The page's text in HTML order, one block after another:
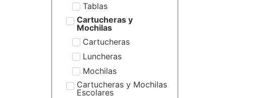
Tablas
Cartucheras y
Mochilas
Cartucheras
Luncheras
Mochilas
Cartucheras y Mochilas
Escolares